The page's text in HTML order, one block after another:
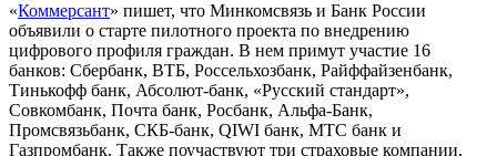
«Коммерсант» пишет, что Минкомсвязь и Банк России
объявили о старте пилотного проекта по внедрению
цифрового профиля граждан. В нем примут участие 16
банков: Сбербанк, ВТБ, Россельхозбанк, Райффайзенбанк,
Тинькофф банк, Абсолют-банк, «Русский стандарт»,
Совкомбанк, Почта банк, Росбанк, Альфа-Банк,
Промсвязьбанк, СКБ-банк, QIWI банк, МТС банк и
Газпромбанк. Также поучаствуют три страховые компании,